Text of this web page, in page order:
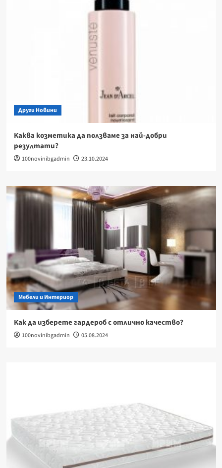
Други Новини
Каква козметика да ползваме за най-добри
резултати?
100novinibgadmin 23.10.2024
Мебели и Интериор
Как да изберете гардероб с отлично качество?
100novinibgadmin 05.08.2024